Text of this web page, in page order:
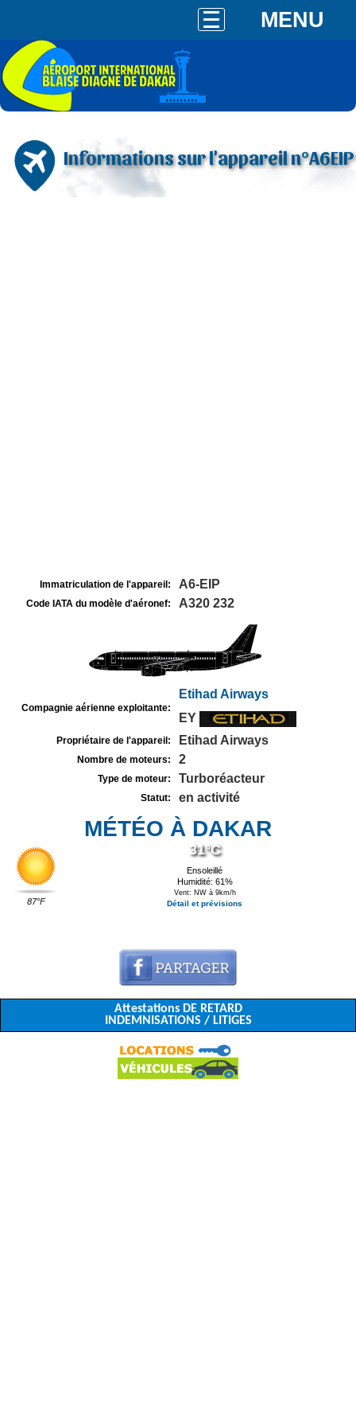
MENU
Informations sur l'appareil n°A6EIP
Immatriculation de l'appareil: A6-EIP
Code IATA du modèle d'aéronef: A320 232
Compagnie aérienne exploitante:
Etihad Airways
EY
Propriétaire de l'appareil: Etihad Airways
Nombre de moteurs: 2
Type de moteur: Turboréacteur
Statut: en activité
MÉTÉO À DAKAR
87°F
31°C
Ensoleillé
Humidité: 61%
Vent: NW à 9km/h
Détail et prévisions
Attestations DE RETARD
INDEMNISATIONS / LITIGES